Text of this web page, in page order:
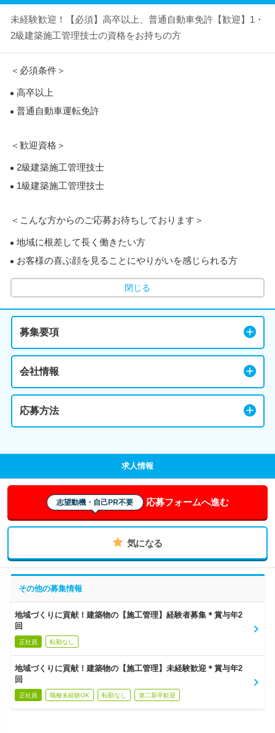
未経験歓迎！【必須】高卒以上、普通自動車免許【歓迎】1・
2級建築施工管理技士の資格をお持ちの方
＜必須条件＞
高卒以上
普通自動車運転免許
＜歓迎資格＞
2級建築施工管理技士
1級建築施工管理技士
＜こんな方からのご応募お待ちしております＞
地域に根差して長く働きたい方
お客様の喜ぶ顔を見ることにやりがいを感じられる方
閉じる
募集要項
会社情報
応募方法
求人情報
志望動機・自己PR不要 応募フォームへ進む
気になる
その他の募集情報
地域づくりに貢献！建築物の【施工管理】経験者募集＊賞与年2
回
正社員 転勤なし
地域づくりに貢献！建築物の【施工管理】未経験歓迎＊賞与年2
回
正社員 職種未経験OK 転勤なし 第二新卒歓迎